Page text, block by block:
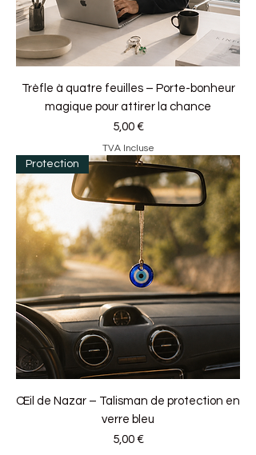
Trèfle à quatre feuilles – Porte-bonheur
magique pour attirer la chance
Prix
5,00 €
TVA Incluse
Protection
Œil de Nazar – Talisman de protection en
verre bleu
Prix
5,00 €